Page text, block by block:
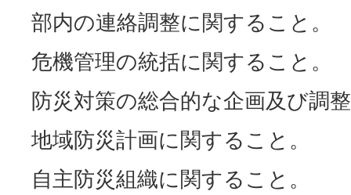
部内の連絡調整に関すること。
危機管理の統括に関すること。
防災対策の総合的な企画及び調
地域防災計画に関すること。
自主防災組織に関すること。